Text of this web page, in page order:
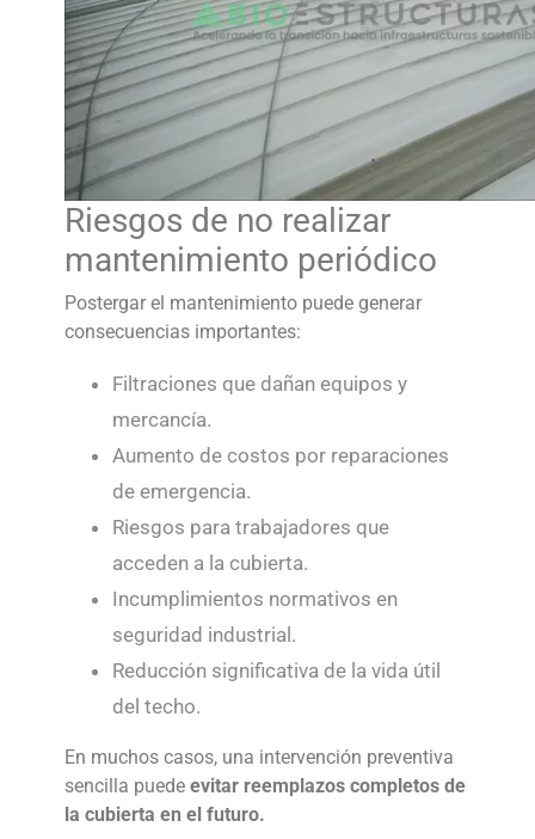
Riesgos de no realizar
mantenimiento periódico
Postergar el mantenimiento puede generar
consecuencias importantes:
Filtraciones que dañan equipos y
mercancía.
Aumento de costos por reparaciones
de emergencia.
Riesgos para trabajadores que
acceden a la cubierta.
Incumplimientos normativos en
seguridad industrial.
Reducción significativa de la vida útil
del techo.
En muchos casos, una intervención preventiva
sencilla puedeevitar reemplazos completos de
la cubierta en el futuro.